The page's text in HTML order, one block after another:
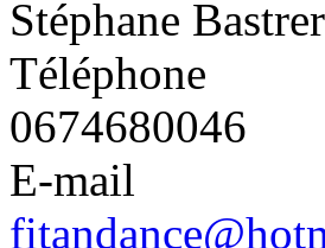
Stéphane
Téléphone
0674680046
E-mail